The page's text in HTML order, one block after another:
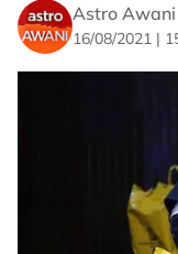
Astro Awani
16/08/2021 |